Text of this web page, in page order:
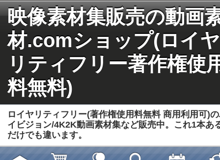
映像素材集販売の動画
材.comショップ(ロイヤ
リティフリー著作権使
料無料)
ロイヤリティフリー(著作権使用料無料 商用利用可)
イビジョン/4K2K動画素材集など販売中。これ1本あ
だけでも違います。